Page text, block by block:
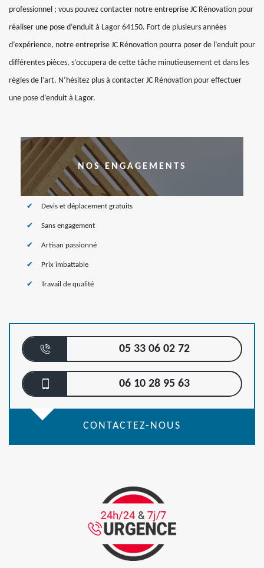
professionnel ; vous pouvez contacter notre entreprise JC Rénovation pour
réaliser une pose d’enduit à Lagor 64150. Fort de plusieurs années
d’expérience, notre entreprise JC Rénovation pourra poser de l’enduit pour
différentes pièces, s’occupera de cette tâche minutieusement et dans les
règles de l’art. N’hésitez plus à contacter JC Rénovation pour effectuer
une pose d’enduit à Lagor.
NOS ENGAGEMENTS
Devis et déplacement gratuits
Sans engagement
Artisan passionné
Prix imbattable
Travail de qualité
05 33 06 02 72
06 10 28 95 63
CONTACTEZ-NOUS